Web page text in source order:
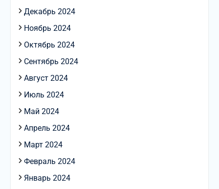
Декабрь 2024
Ноябрь 2024
Октябрь 2024
Сентябрь 2024
Август 2024
Июль 2024
Май 2024
Апрель 2024
Март 2024
Февраль 2024
Январь 2024